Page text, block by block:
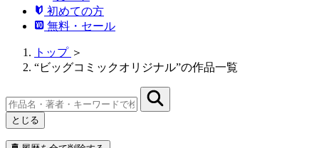
初めての方
無料・セール
トップ ＞
“ビッグコミックオリジナル”の作品一覧
とじる